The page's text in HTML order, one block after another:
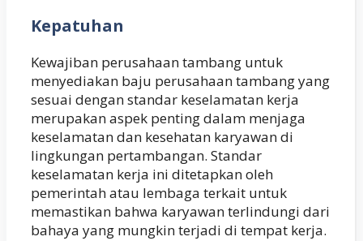
Kepatuhan
Kewajiban perusahaan tambang untuk
menyediakan baju perusahaan tambang yang
sesuai dengan standar keselamatan kerja
merupakan aspek penting dalam menjaga
keselamatan dan kesehatan karyawan di
lingkungan pertambangan. Standar
keselamatan kerja ini ditetapkan oleh
pemerintah atau lembaga terkait untuk
memastikan bahwa karyawan terlindungi dari
bahaya yang mungkin terjadi di tempat kerja.